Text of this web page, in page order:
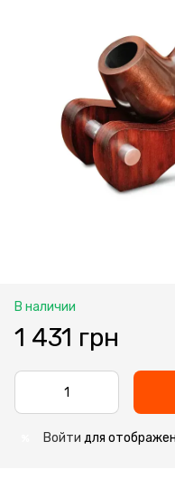
В наличии
1 431 грн
Войти для